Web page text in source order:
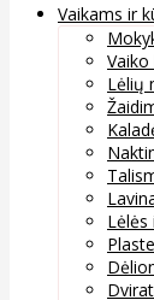
Vaikams ir
Lėlių
Lėlės